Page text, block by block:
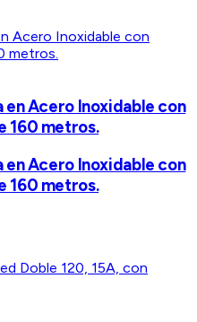
Acero Inoxidable con
160 metros.
Acero Inoxidable con
160 metros.